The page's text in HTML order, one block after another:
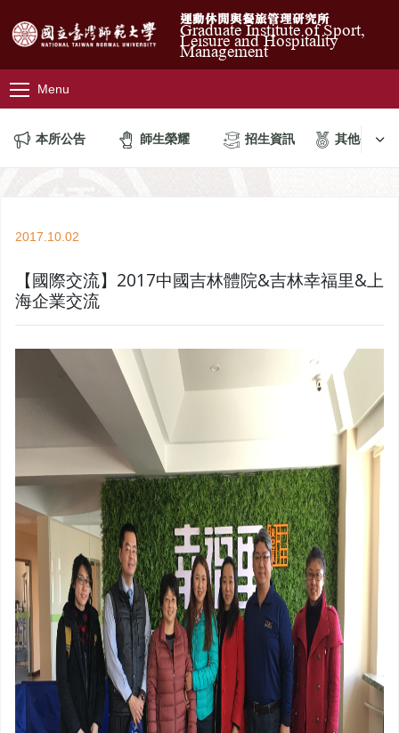
運動休閒與餐旅管理研究所
Graduate Institute of Sport,
Leisure and Hospitality
Management
Menu
本所公告 師生榮耀 招生資訊 其他公告
2017.10.02
【國際交流】2017中國吉林體院&吉林幸福里&上
海企業交流